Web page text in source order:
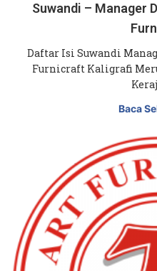
Suwandi – Manager
Daftar Isi Suwandi
Furnicraft Kaligrafi
Baca